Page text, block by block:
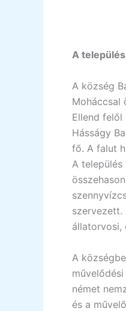
A
A község
Moháccsal
Ellend felől
Hásságy
fő. A falut
A
szervezett.
állatorvosi,
A
német
és a